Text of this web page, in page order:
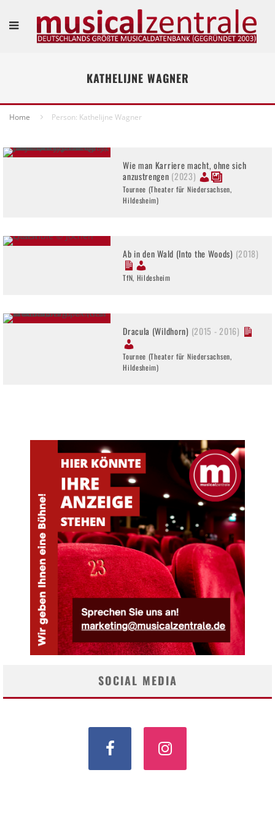
KATHELIJNE WAGNER
Home Person: Kathelijne Wagner
Wie man Karriere macht, ohne sich
anzustrengen (2023)
Tournee (Theater für Niedersachsen,
Hildesheim)
Ab in den Wald (Into the Woods) (2018)
TfN, Hildesheim
Dracula (Wildhorn) (2015 - 2016)
Tournee (Theater für Niedersachsen,
Hildesheim)
SOCIAL MEDIA